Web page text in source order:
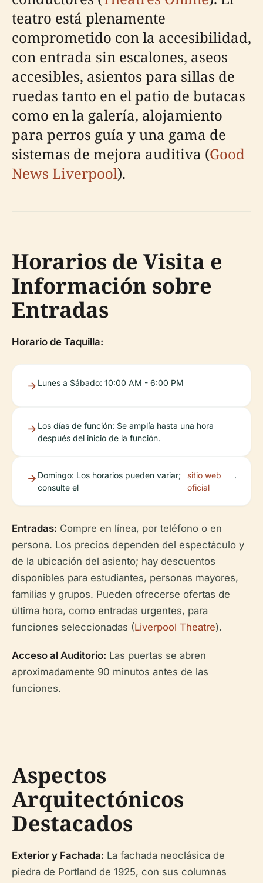
teatro está plenamente
comprometido con la accesibilidad,
con entrada sin escalones, aseos
accesibles, asientos para sillas de
ruedas tanto en el patio de butacas
como en la galería, alojamiento
para perros guía y una gama de
sistemas de mejora auditiva (Good
News Liverpool).
Horarios de Visita e
Información sobre
Entradas
Horario de Taquilla:
Lunes a Sábado: 10:00 AM - 6:00 PM
Los días de función: Se amplía hasta una hora
después del inicio de la función.
Domingo: Los horarios pueden variar;
consulte el
sitio web
oficial
.
Entradas: Compre en línea, por teléfono o en
persona. Los precios dependen del espectáculo y
de la ubicación del asiento; hay descuentos
disponibles para estudiantes, personas mayores,
familias y grupos. Pueden ofrecerse ofertas de
última hora, como entradas urgentes, para
funciones seleccionadas (Liverpool Theatre).
Acceso al Auditorio: Las puertas se abren
aproximadamente 90 minutos antes de las
funciones.
Aspectos
Arquitectónicos
Destacados
Exterior y Fachada: La fachada neoclásica de
piedra de Portland de 1925, con sus columnas